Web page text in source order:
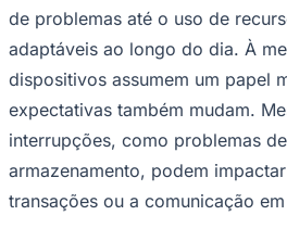
de problemas até o uso de
adaptáveis ao longo do dia. À
dispositivos assumem um papel
expectativas também mudam.
interrupções, como problemas
armazenamento, podem
transações ou a comunicação